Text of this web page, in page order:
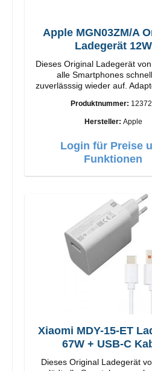
Apple MGN03ZM/A
Ladegerät 12W
Dieses Original Ladegerät
alle Smartphones
zuverlässsig wieder auf. Adapter
Anschlüsse: USB-A Output:
Weiß
Produktnummer:
Hersteller: Apple
Login für Preise
Funktionen
Xiaomi MDY-15-ET
67W + USB-C
Dieses Original Ladegerät